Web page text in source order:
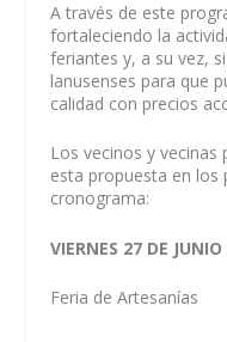
A través de este
fortaleciendo la
feriantes y, a su vez,
lanusenses para que
calidad con precios
Los vecinos y
esta propuesta en los
cronograma:
VIERNES 27 DE JUNIO
Feria de Artesanías